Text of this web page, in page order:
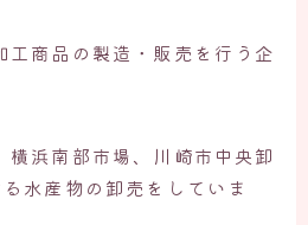
工商品の製造・販売を行う企
横浜南部市場、川崎市中央卸
水産物の卸売をしていま